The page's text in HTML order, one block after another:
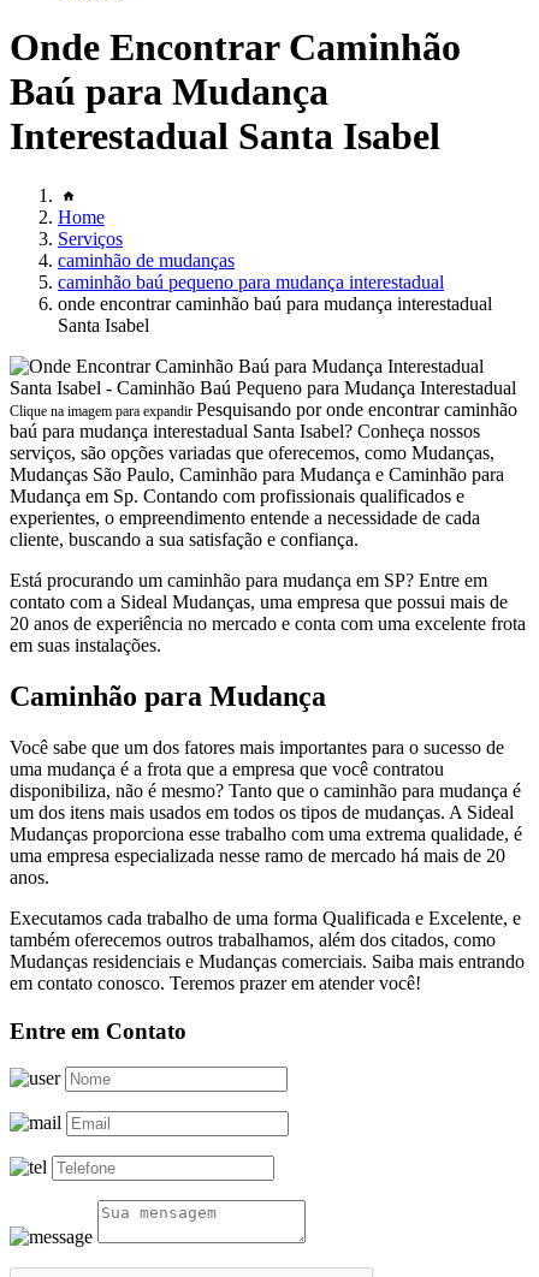
Onde Encontrar Caminhão
Baú para Mudança
Interestadual Santa Isabel
Home
Serviços
caminhão de mudanças
caminhão baú pequeno para mudança interestadual
onde encontrar caminhão baú para mudança interestadual
Santa Isabel
Clique na imagem para expandir Pesquisando por onde encontrar caminhão
baú para mudança interestadual Santa Isabel? Conheça nossos
serviços, são opções variadas que oferecemos, como Mudanças,
Mudanças São Paulo, Caminhão para Mudança e Caminhão para
Mudança em Sp. Contando com profissionais qualificados e
experientes, o empreendimento entende a necessidade de cada
cliente, buscando a sua satisfação e confiança.
Está procurando um caminhão para mudança em SP? Entre em
contato com a Sideal Mudanças, uma empresa que possui mais de
20 anos de experiência no mercado e conta com uma excelente frota
em suas instalações.
Caminhão para Mudança
Você sabe que um dos fatores mais importantes para o sucesso de
uma mudança é a frota que a empresa que você contratou
disponibiliza, não é mesmo? Tanto que o caminhão para mudança é
um dos itens mais usados em todos os tipos de mudanças. A Sideal
Mudanças proporciona esse trabalho com uma extrema qualidade, é
uma empresa especializada nesse ramo de mercado há mais de 20
anos.
Executamos cada trabalho de uma forma Qualificada e Excelente, e
também oferecemos outros trabalhamos, além dos citados, como
Mudanças residenciais e Mudanças comerciais. Saiba mais entrando
em contato conosco. Teremos prazer em atender você!
Entre em Contato